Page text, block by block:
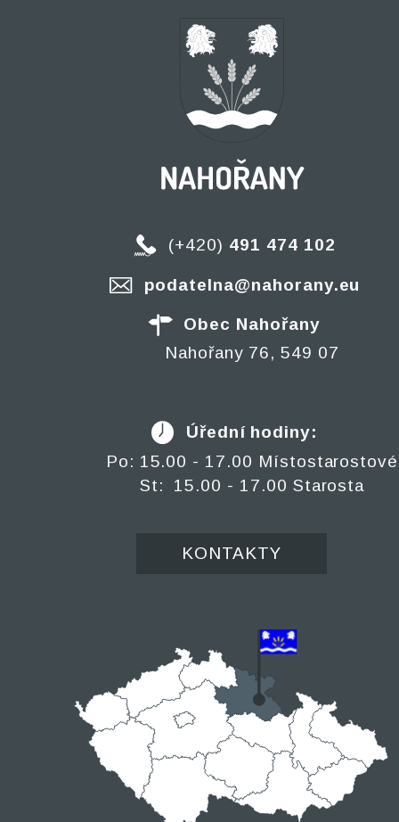
(+420) 491 474 102
podatelna@nahorany.eu
Obec Nahořany
Nahořany 76, 549 07
Úřední hodiny:
Po: 15.00 - 17.00 Místostarostové
St: 15.00 - 17.00 Starosta
KONTAKTY